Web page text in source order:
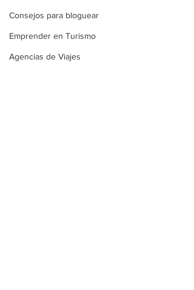
Consejos para bloguear
Emprender en Turismo
Agencias de Viajes